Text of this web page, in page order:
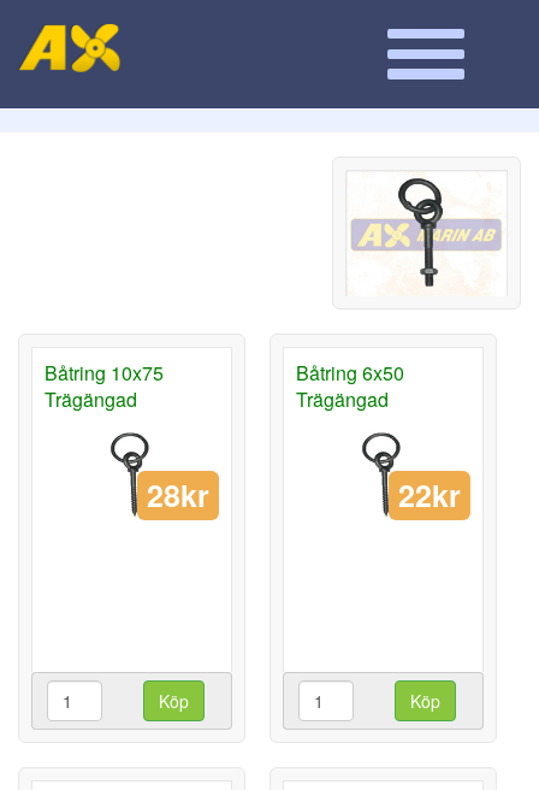
Båtring 10x75
Trägängad
28kr
Köp
Båtring 6x50
Trägängad
22kr
Köp